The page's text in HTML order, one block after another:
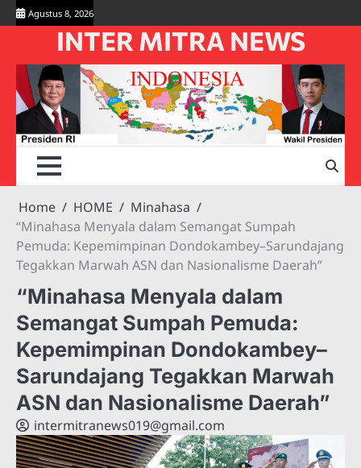
Skip
to
Agustus 8, 2026
INTER MITRA NEWS
Home HOME
Minahasa
“Minahasa Menyala dalam Semangat Sumpah
Pemuda: Kepemimpinan Dondokambey–Sarundajang
Tegakkan Marwah ASN dan Nasionalisme Daerah”
“Minahasa Menyala dalam
Semangat Sumpah Pemuda:
Kepemimpinan Dondokambey–
Sarundajang Tegakkan Marwah
ASN dan Nasionalisme Daerah”
intermitranews019@gmail.com